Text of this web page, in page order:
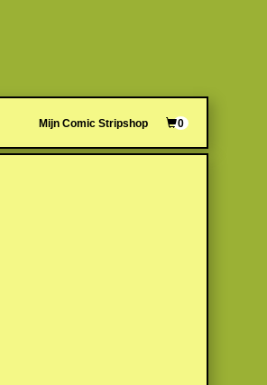
Mijn Comic Stripshop 0